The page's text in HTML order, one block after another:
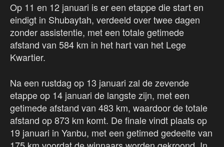
Op 11 en 12 januari is er een etappe die start en
eindigt in Shubaytah, verdeeld over twee dagen
zonder assistentie, met een totale getimede
afstand van 584 km in het hart van het Lege
Kwartier.
Na een rustdag op 13 januari zal de zevende
etappe op 14 januari de langste zijn, met een
getimede afstand van 483 km, waardoor de totale
afstand op 873 km komt. De finale vindt plaats op
19 januari in Yanbu, met een getimed gedeelte van